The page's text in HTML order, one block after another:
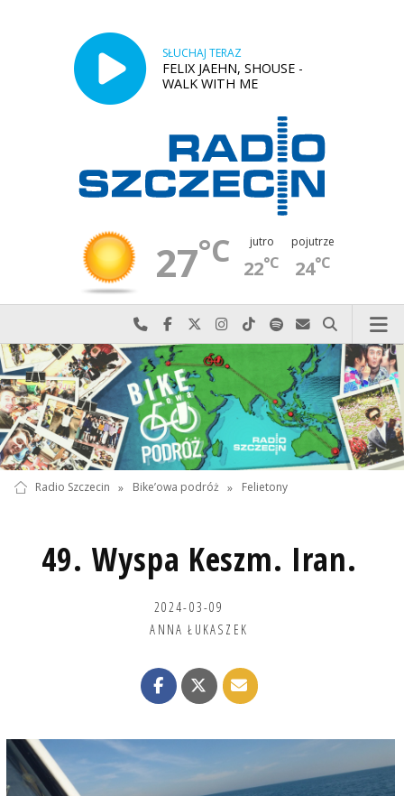
SŁUCHAJ TERAZ
FELIX JAEHN, SHOUSE -
WALK WITH ME
27°C jutro
22°C
pojutrze
24°C
Najlepiej po prostu do nas zadzwoń
Odwiedź nas na Facebook-u
Odwiedź nas na X
Odwiedź nas na Instagram-ie
Odwiedź nas na TikTok-u
Szukaj nas na Spotify
Wyślij do nas
Szukaj
Radio Szczecin » Bike’owa podróż » Felietony
49. Wyspa Keszm. Iran.
2024-03-09
ANNA ŁUKASZEK